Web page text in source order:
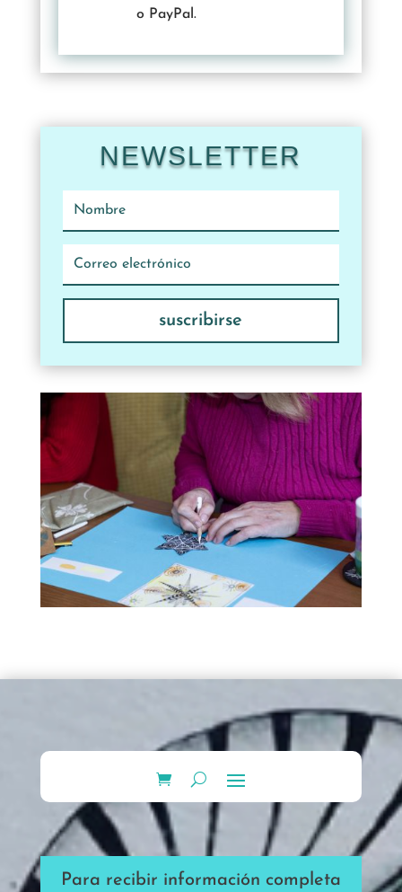
o PayPal.
NEWSLETTER
suscribirse
Para recibir información completa